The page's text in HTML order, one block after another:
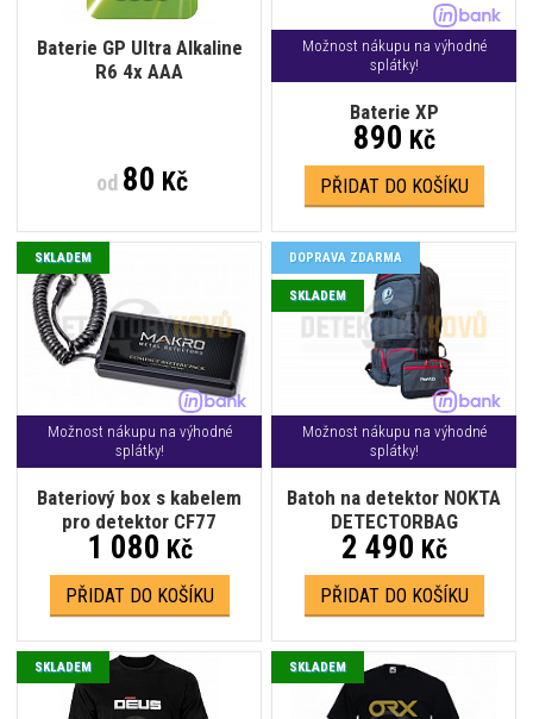
Baterie GP Ultra Alkaline
R6 4x AAA
od80 Kč
Možnost nákupu na výhodné
splátky!
Baterie XP
890 Kč
PŘIDAT DO KOŠÍKU
Možnost nákupu na výhodné
splátky!
Bateriový box s kabelem
pro detektor CF77
SKLADEM
1 080 Kč
PŘIDAT DO KOŠÍKU
Možnost nákupu na výhodné
splátky!
Batoh na detektor NOKTA
DETECTORBAG
DOPRAVA ZDARMA
SKLADEM
2 490 Kč
PŘIDAT DO KOŠÍKU
SKLADEM SKLADEM